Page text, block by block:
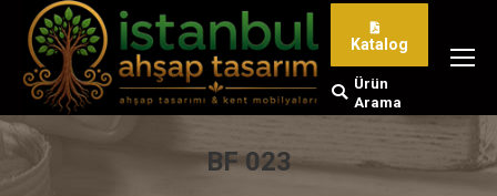
Katalog
Search:
Ürün
Arama
BF 023